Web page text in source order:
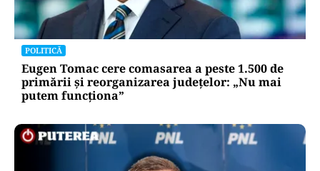
POLITICĂ
Eugen Tomac cere comasarea a peste 1.500 de
primării și reorganizarea județelor: „Nu mai
putem funcționa”